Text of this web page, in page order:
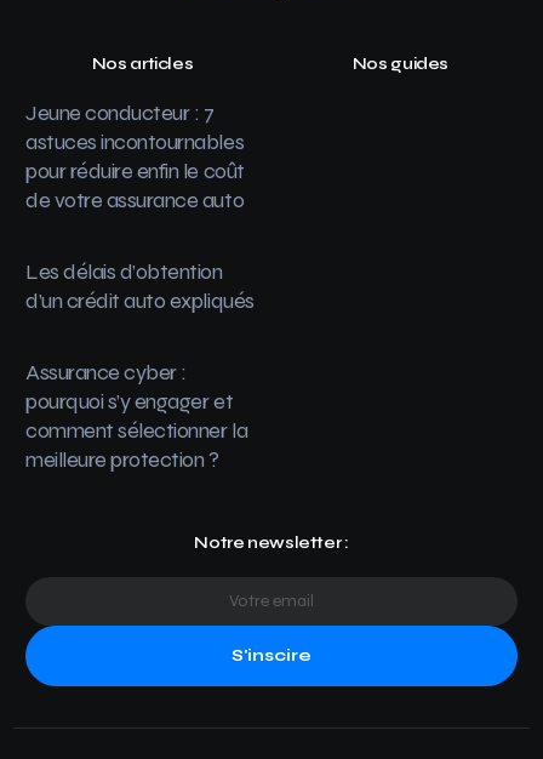
Nos articles
Jeune conducteur : 7
astuces incontournables
pour réduire enfin le coût
de votre assurance auto
Les délais d’obtention
d’un crédit auto expliqués
Assurance cyber :
pourquoi s’y engager et
comment sélectionner la
meilleure protection ?
Nos guides
Notre newsletter :
S'inscire